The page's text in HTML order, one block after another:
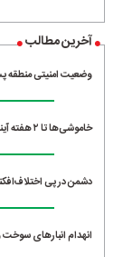
آخرین مطالب
وضعیت امنیتی منطقه
خاموشی‌ها تا ۲ هفته آینده به حداقل می‌رسد
دشمن در پی
انهدام انبارهای